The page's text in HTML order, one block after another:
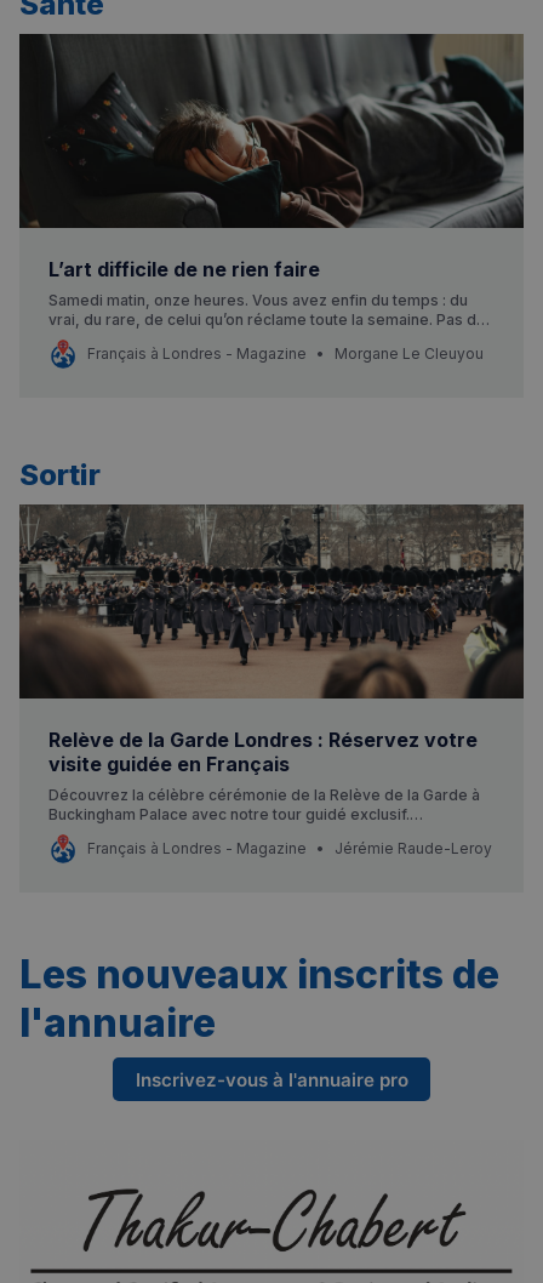
L’art difficile de ne rien faire
Samedi matin, onze heures. Vous avez enfin du temps : du
vrai, du rare, de celui qu’on réclame toute la semaine. Pas de
réunion, pas de to do list, pas d’endroit où être… pour une
fois, rien n’est prévu. Et pourtant, au lieu du soulagement
Français à Londres - Magazine Morgane Le Cleuyou
Sortir
Relève de la Garde Londres : Réservez votre
visite guidée en Français
Découvrez la célèbre cérémonie de la Relève de la Garde à
Buckingham Palace avec notre tour guidé exclusif.
Réservation en ligne disponible.
Français à Londres - Magazine
Jérémie Raude-Leroy
Les nouveaux inscrits de
l'annuaire
Inscrivez-vous à l'annuaire pro